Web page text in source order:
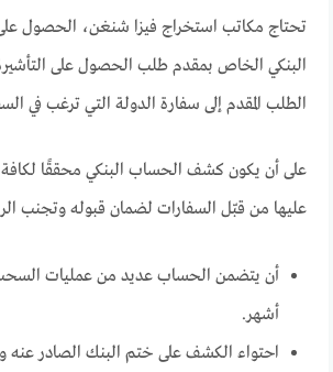
تحتاج مكاتب استخراج فيزا شنغن، الحصول
البنكي الخاص بمقدم طلب الحصول على
الطلب المقدم إلى سفارة الدولة التي ترغب في
على أن يكون كشف الحساب البنكي محققًا
عليها من قبّل السفارات لضمان قبوله وتجنب
أشهر.
احتواء الكشف على ختم البنك الصادر